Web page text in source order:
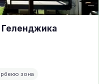
Геленджика
зона